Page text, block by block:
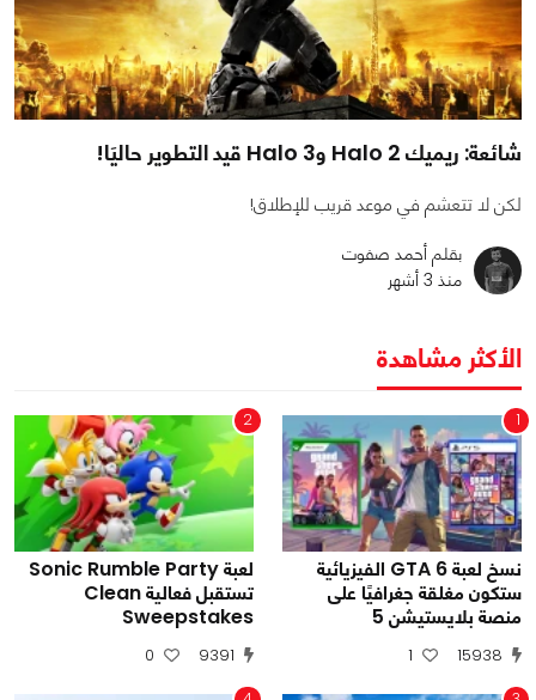
شائعة: ريميك Halo 2 وHalo 3 قيد التطوير حاليَا!
لكن لا تتعشم في موعد قريب للإطلاق!
بقلم أحمد صفوت
منذ 3 أشهر
الأكثر مشاهدة
1
نسخ لعبة GTA 6 الفيزيائية
ستكون مغلقة جغرافيًا على
منصة بلايستيشن 5
15938
1
2
لعبة Sonic Rumble Party
تستقبل فعالية Clean
Sweepstakes
9391
0